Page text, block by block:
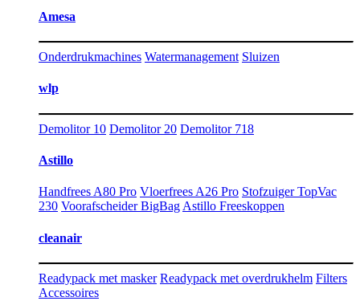
Amesa
Onderdrukmachines Watermanagement Sluizen
wlp
Demolitor 10 Demolitor 20 Demolitor 718
Astillo
Handfrees A80 Pro Vloerfrees A26 Pro Stofzuiger TopVac
230 Voorafscheider BigBag Astillo Freeskoppen
cleanair
Readypack met masker Readypack met overdrukhelm Filters
Accessoires